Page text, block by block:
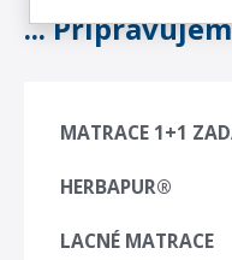
...
MATRACE 1+1
HERBAPUR®
LACNÉ MATRACE